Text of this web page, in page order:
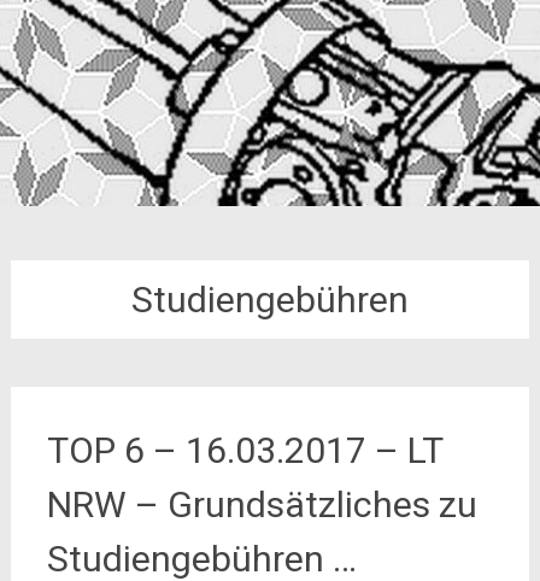
Studiengebühren
TOP 6 – 16.03.2017 – LT
NRW – Grundsätzliches zu
Studiengebühren …